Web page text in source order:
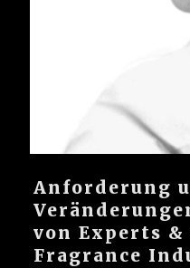
Anforderung
von Experts
Fragrance